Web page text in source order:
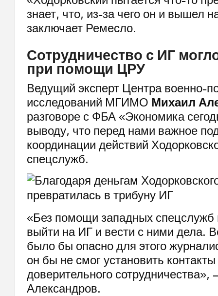
знает, что, из-за чего он и вышел
заключает Ремесло.
Сотрудничество с ИГ
при помощи ЦРУ
Ведущий эксперт Центра военно-
исследований МГИМО Михаил
разговоре с ФБА «Экономика
выводу, что перед нами важное
координации действий
спецслужб.
«Без помощи западных спецслужб
выйти на ИГ и вести с ними дела.
было бы опасно для этого
он бы не смог установить
доверительного сотрудничества»,
Александров.